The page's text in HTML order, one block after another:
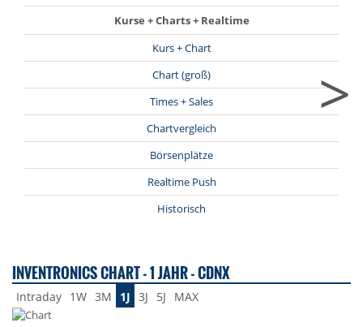
Kurse + Charts + Realtime
Kurs + Chart
Chart (groß)
Times + Sales
Chartvergleich
Börsenplätze
Realtime Push
Historisch
>
INVENTRONICS CHART - 1 JAHR - CDNX
Intraday 1W 3M 1J 3J 5J MAX